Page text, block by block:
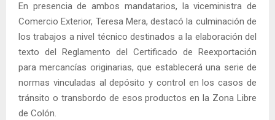
En presencia de ambos mandatarios, la viceministra de
Comercio Exterior, Teresa Mera, destacó la culminación de
los trabajos a nivel técnico destinados a la elaboración del
texto del Reglamento del Certificado de Reexportación
para mercancías originarias, que establecerá una serie de
normas vinculadas al depósito y control en los casos de
tránsito o transbordo de esos productos en la Zona Libre
de Colón.